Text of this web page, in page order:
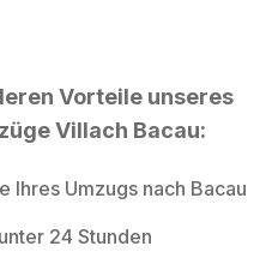
Vorteile unseres
Villach Bacau:
Ihres Umzugs nach Bacau
24 Stunden